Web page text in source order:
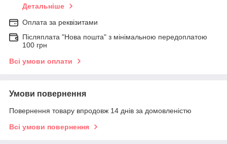
Детальніше
Оплата за реквізитами
Післяплата "Нова пошта" з мінімальною передоплатою
100 грн
Всі умови оплати
Умови повернення
Повернення товару впродовж 14 днів за домовленістю
Всі умови повернення